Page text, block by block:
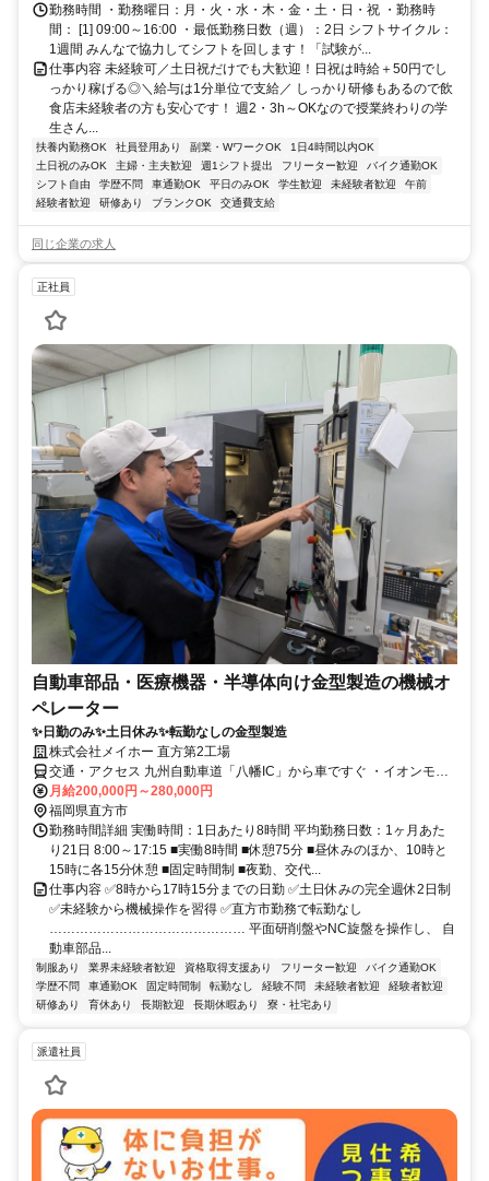
勤務時間 ・勤務曜日：月・火・水・木・金・土・日・祝 ・勤務時
間： [1] 09:00～16:00 ・最低勤務日数（週）：2日 シフトサイクル：
1週間 みんなで協力してシフトを回します！「試験が...
仕事内容 未経験可／土日祝だけでも大歓迎！日祝は時給＋50円でし
っかり稼げる◎＼給与は1分単位で支給／ しっかり研修もあるので飲
食店未経験者の方も安心です！ 週2・3h～OKなので授業終わりの学
生さん...
扶養内勤務OK 社員登用あり 副業・WワークOK
1日4時間以内OK
土日祝のみOK
主婦・主夫歓迎 週1シフト提出 フリーター歓迎
バイク通勤OK
シフト自由
学歴不問 車通勤OK 平日のみOK 学生歓迎 未経験者歓迎
午前
経験者歓迎
研修あり ブランクOK 交通費支給
同じ企業の求人
正社員
自動車部品・医療機器・半導体向け金型製造の機械オ
ペレーター
✨日勤のみ✨土日休み✨転勤なしの金型製造
株式会社メイホー 直方第2工場
交通・アクセス 九州自動車道「八幡IC」から車ですぐ ・イオンモー
ル直方近く ★車、バイク、自転車通勤可（無料駐車場あり）★転勤
なし
月給200,000円～280,000円
福岡県直方市
勤務時間詳細 実働時間：1日あたり8時間 平均勤務日数：1ヶ月あた
り21日 8:00～17:15 ■実働8時間 ■休憩75分 ■昼休みのほか、10時と
15時に各15分休憩 ■固定時間制 ■夜勤、交代...
仕事内容 ✅8時から17時15分までの日勤 ✅土日休みの完全週休2日制
✅未経験から機械操作を習得 ✅直方市勤務で転勤なし
……………………………………… 平面研削盤やNC旋盤を操作し、 自
動車部品...
制服あり 業界未経験者歓迎 資格取得支援あり フリーター歓迎
バイク通勤OK
学歴不問
車通勤OK 固定時間制 転勤なし 経験不問 未経験者歓迎
経験者歓迎
研修あり
育休あり 長期歓迎 長期休暇あり 寮・社宅あり
派遣社員